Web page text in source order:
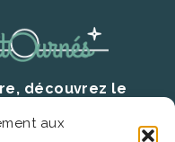
aux
découvrez le